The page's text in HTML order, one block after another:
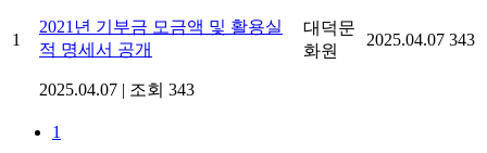
1
2021년 기부금 모금액 및 활용실
적 명세서 공개
2025.04.07 | 조회 343
대덕문
화원
2025.04.07 343
1